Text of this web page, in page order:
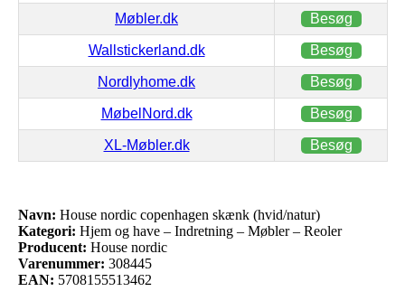
Møbler.dk Besøg
Wallstickerland.dk Besøg
Nordlyhome.dk Besøg
MøbelNord.dk Besøg
XL-Møbler.dk Besøg
Navn: House nordic copenhagen skænk (hvid/natur)
Kategori: Hjem og have – Indretning – Møbler – Reoler
Producent: House nordic
Varenummer: 308445
EAN: 5708155513462